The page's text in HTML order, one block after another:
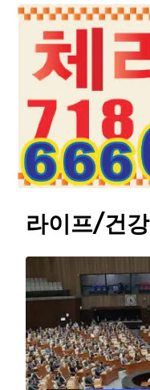
라이프/건강